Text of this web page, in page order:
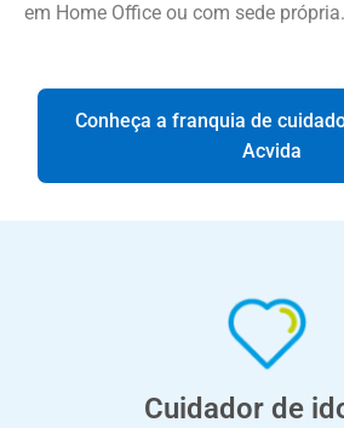
em Home Office ou com sede própria.
Conheça a franquia de
Acvida
Cuidador de